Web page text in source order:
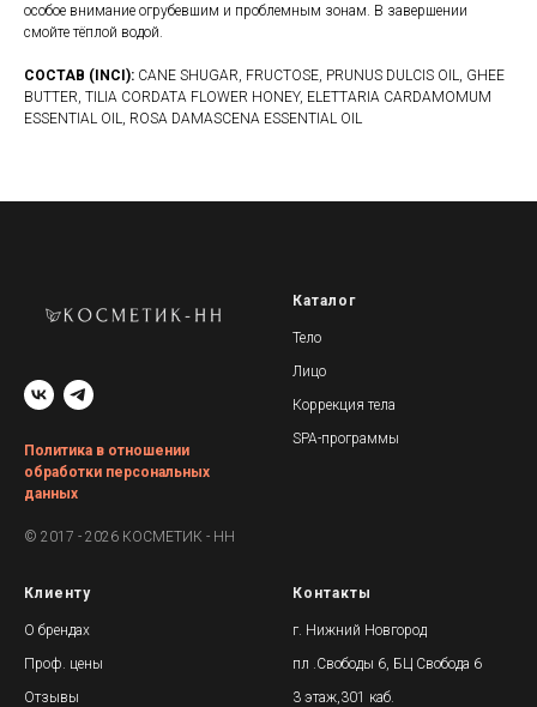
особое внимание огрубевшим и проблемным зонам. В завершении
смойте тёплой водой.
СOCТАВ (INCI): CANE SHUGAR, FRUCTOSE, PRUNUS DULCIS OIL, GHEE
BUTTER, TILIA CORDATA FLOWER HONEY, ELETTARIA CARDAMOMUM
ESSENTIAL OIL, ROSA DAMASCENA ESSENTIAL OIL
Политика в отношении
обработки персональных
данных
© 2017 - 2026 КОСМЕТИК - НН
Каталог
Тело
Лицо
Коррекция тела
SPA-программы
Клиенту
О брендах
Проф. цены
Отзывы
Контакты
г. Нижний Новгород
пл .Свободы 6, БЦ Свобода 6
3 этаж,301 каб.